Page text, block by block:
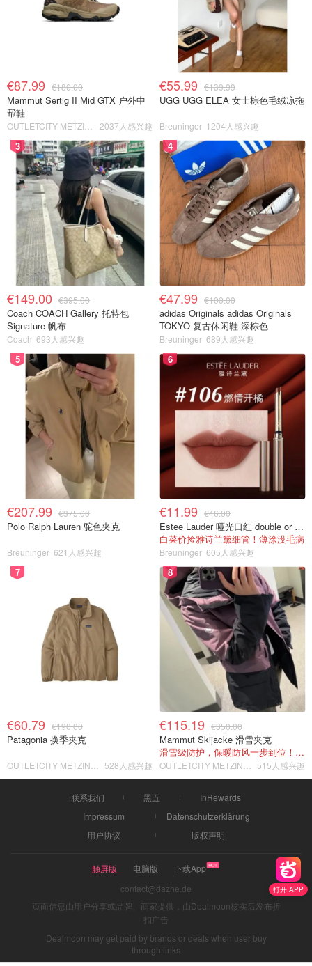
打开 APP
€87.99 €180.00
Mammut Sertig II Mid GTX 户外中
帮鞋
2037人感兴趣
€55.99 €139.99
UGG UGG ELEA 女士棕色毛绒凉拖
Breuninger 1204人感兴趣
3
€149.00 €395.00
Coach COACH Gallery 托特包
Signature 帆布
Coach 693人感兴趣
4
€47.99 €100.00
adidas Originals adidas Originals
TOKYO 复古休闲鞋 深棕色
Breuninger 689人感兴趣
5
€207.99 €375.00
Polo Ralph Lauren 驼色夹克
Breuninger 621人感兴趣
6
€11.99 €46.00
Estee Lauder 哑光口红 double or nothing色号
白菜价捡雅诗兰黛细管！薄涂没毛病
Breuninger 605人感兴趣
7
€60.79 €190.00
Patagonia 换季夹克
528人感兴趣
8
€115.19 €350.00
Mammut Skijacke 滑雪夹克
滑雪级防护，保暖防风一步到位！仅剩s！
515人感兴趣
联系我们 黑五
InRewards
Impressum
Datenschutzerklärung
用户协议
版权声明
触屏版 电脑版
下载App
contact@dazhe.de
页面信息由用户分享或品牌、商家提供，由Dealmoon核实后发布折
扣广告
Dealmoon may get paid by brands or deals when user buy
through links